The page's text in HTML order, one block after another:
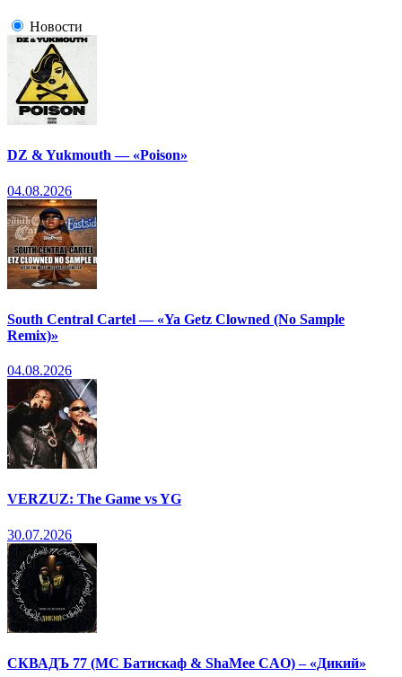
Новости
DZ & Yukmouth — «Poison»
04.08.2026
South Central Cartel — «Ya Getz Clowned (No Sample
Remix)»
04.08.2026
VERZUZ: The Game vs YG
30.07.2026
СКВАДЪ 77 (МС Батискаф & ShaMee CAO) – «Дикий»